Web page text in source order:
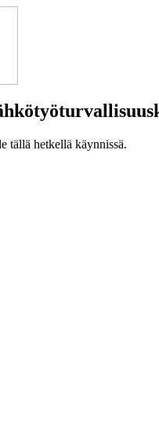
tällä hetkellä käynnissä.